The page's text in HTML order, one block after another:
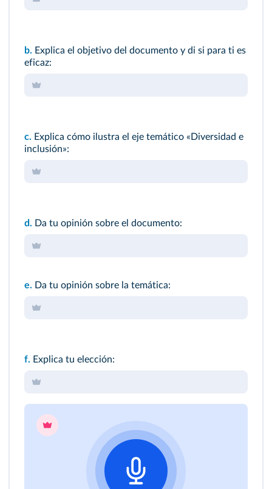
b. Explica el objetivo del documento y di si para ti es
eficaz:
c. Explica cómo ilustra el eje temático «Diversidad e
inclusión»:
d. Da tu opinión sobre el documento:
e. Da tu opinión sobre la temática:
f. Explica tu elección: